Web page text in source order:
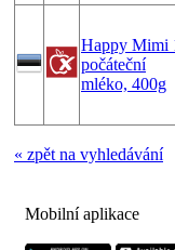
Happy Mimi
počáteční
mléko, 400g
« zpět na vyhledávání
Mobilní aplikace